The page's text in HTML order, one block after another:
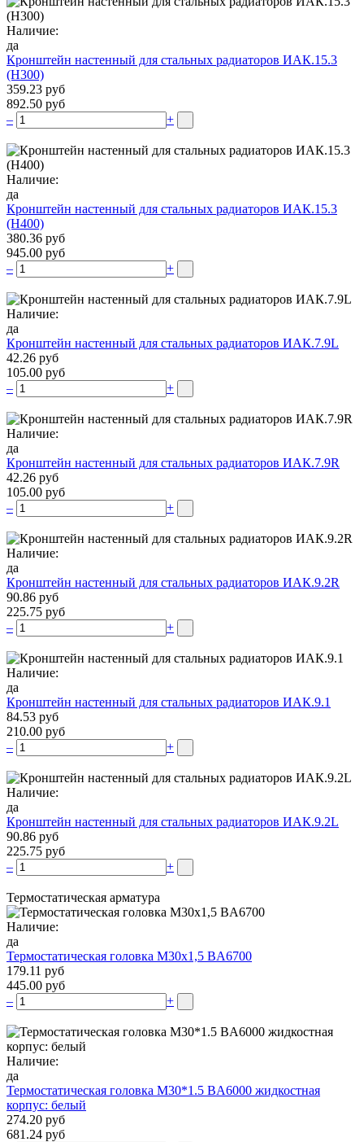
Наличие:
да
Кронштейн настенный для стальных радиаторов ИАК.15.3
(H300)
359.23 руб
892.50 руб
–
+
Наличие:
да
Кронштейн настенный для стальных радиаторов ИАК.15.3
(H400)
380.36 руб
945.00 руб
–
+
Наличие:
да
Кронштейн настенный для стальных радиаторов ИАК.7.9L
42.26 руб
105.00 руб
–
+
Наличие:
да
Кронштейн настенный для стальных радиаторов ИАК.7.9R
42.26 руб
105.00 руб
–
+
Наличие:
да
Кронштейн настенный для стальных радиаторов ИАК.9.2R
90.86 руб
225.75 руб
–
+
Наличие:
да
Кронштейн настенный для стальных радиаторов ИАК.9.1
84.53 руб
210.00 руб
–
+
Наличие:
да
Кронштейн настенный для стальных радиаторов ИАК.9.2L
90.86 руб
225.75 руб
–
+
Термостатическая арматура
Наличие:
да
Термостатическая головка М30х1,5 BA6700
179.11 руб
445.00 руб
–
+
Наличие:
да
Термостатическая головка M30*1.5 BA6000 жидкостная
корпус: белый
274.20 руб
681.24 руб